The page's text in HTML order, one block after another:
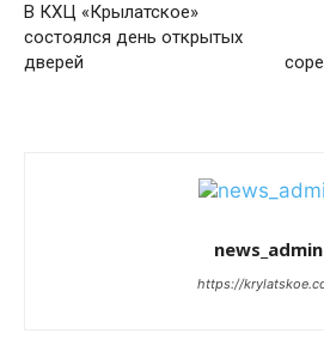
В КХЦ «Крылатское»
состоялся день открытых
дверей
news_admin
https://